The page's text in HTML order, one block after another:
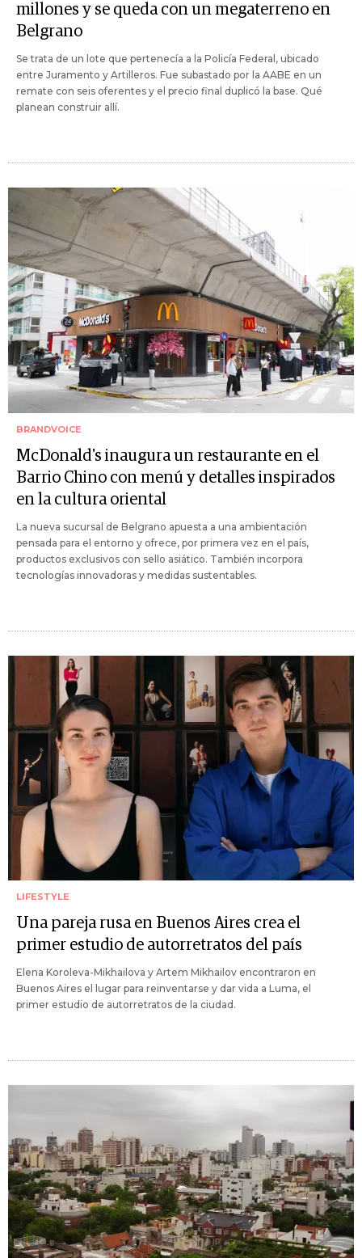
millones y se queda con un megaterreno en
Belgrano
Se trata de un lote que pertenecía a la Policía Federal, ubicado
entre Juramento y Artilleros. Fue subastado por la AABE en un
remate con seis oferentes y el precio final duplicó la base. Qué
planean construir allí.
BRANDVOICE
McDonald's inaugura un restaurante en el
Barrio Chino con menú y detalles inspirados
en la cultura oriental
La nueva sucursal de Belgrano apuesta a una ambientación
pensada para el entorno y ofrece, por primera vez en el país,
productos exclusivos con sello asiático. También incorpora
tecnologías innovadoras y medidas sustentables.
LIFESTYLE
Una pareja rusa en Buenos Aires crea el
primer estudio de autorretratos del país
Elena Koroleva-Mikhailova y Artem Mikhailov encontraron en
Buenos Aires el lugar para reinventarse y dar vida a Luma, el
primer estudio de autorretratos de la ciudad.